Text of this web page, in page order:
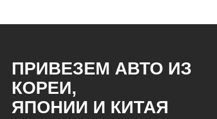
ПРИВЕЗЕМ АВТО ИЗ
КОРЕИ,
ЯПОНИИ И КИТАЯ